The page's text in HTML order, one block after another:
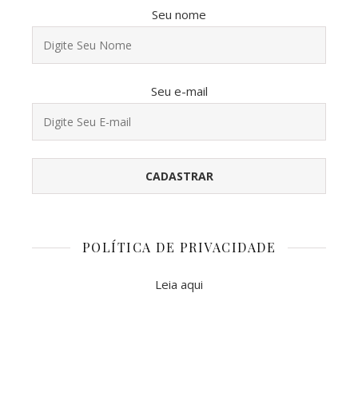
Seu nome
Seu e-mail
POLÍTICA DE PRIVACIDADE
Leia aqui